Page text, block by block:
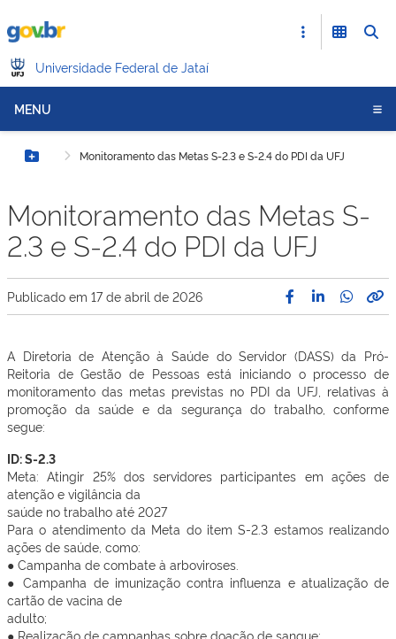
Universidade Federal de Jataí
MENU
Botão MenuMonitoramento das Metas S-2.3 e S-2.4 do PDI da UFJ
Monitoramento das Metas S-
2.3 e S-2.4 do PDI da UFJ
Publicado em 17 de abril de 2026
A Diretoria de Atenção à Saúde do Servidor (DASS) da Pró-
Reitoria de Gestão de Pessoas está iniciando o processo de
monitoramento das metas previstas no PDI da UFJ, relativas à
promoção da saúde e da segurança do trabalho, conforme
segue:
ID: S-2.3
Meta: Atingir 25% dos servidores participantes em ações de
atenção e vigilância da
saúde no trabalho até 2027
Para o atendimento da Meta do item S-2.3 estamos realizando
ações de saúde, como:
● Campanha de combate à arboviroses.
● Campanha de imunização contra influenza e atualização de
cartão de vacina de
adulto;
● Realização de campanhas sobre doação de sangue;